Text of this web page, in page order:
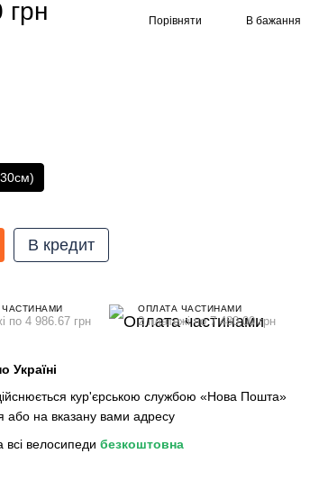
грн Порівняти В бажання
В кредит
ЧАСТИНАМИ
по 4 986.67 грн
ОПЛАТА ЧАСТИНАМИ
2 платежі по 7 480.00 грн
Україні
кур'єрською службою «Нова Пошта»
або на вказану вами адресу
всі велосипеди безкоштовна